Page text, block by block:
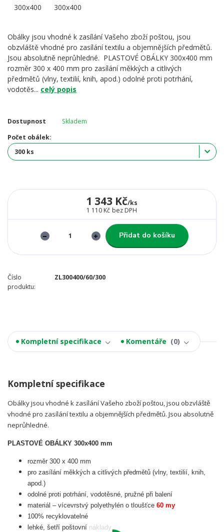
Obálky jsou vhodné k zasílání Vašeho zboží poštou, jsou
obzvláště vhodné pro zasílání textilu a objemnějších předmětů.
Jsou absolutně neprůhledné. PLASTOVÉ OBÁLKY 300x400 mm
rozměr 300 x 400 mm pro zasílání měkkých a citlivých
předmětů (vlny, textilií, knih, apod.) odolné proti potrhání,
vodotěs... celý popis
Dostupnost
Skladem
Počet obálek:
1 343 Kč/ks
1 110 Kč bez DPH
Přidat do košíku
Číslo
produktu:
ZL300400/60/300
Kompletní specifikace Komentáře 0
Kompletní specifikace
Obálky jsou vhodné k zasílání Vašeho zboží poštou, jsou obzvláště
vhodné pro zasílání textilu a objemnějších předmětů. Jsou absolutně
neprůhledné.
PLASTOVÉ OBÁLKY 300x400 mm
rozměr 300 x 400 mm
pro zasílání měkkých a citlivých předmětů (vlny, textilií, knih,
apod.)
odolné proti potrhání, vodotěsné, pružné při balení
materiál – vícevrstvý polyethylén o tloušťce 60 my
100% recyklovatelné
lehké, šetří poštovní náklady